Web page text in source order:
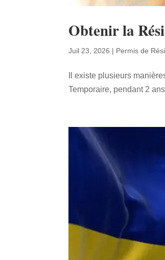
Obtenir la
Juil 23, 2026 | Permis de
Il existe plusieurs
Temporaire, pendant 2